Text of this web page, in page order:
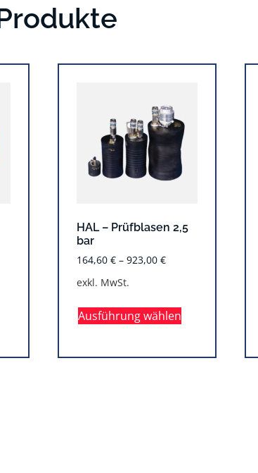
HAL – Prüfblasen 2,5
bar
164,60 € – 923,00 €
exkl. MwSt.
Ausführung wählen